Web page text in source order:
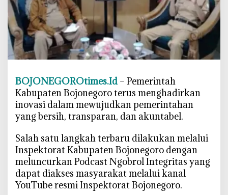
n
e
g
o
o
L
u
n
c
u
k
a
n
P
BOJONEGOROtimes.Id – Pemerintah
Kabupaten Bojonegoro terus menghadirkan
inovasi dalam mewujudkan pemerintahan
yang bersih, transparan, dan akuntabel.
‎Salah satu langkah terbaru dilakukan melalui
Inspektorat Kabupaten Bojonegoro dengan
meluncurkan Podcast Ngobrol Integritas yang
dapat diakses masyarakat melalui kanal
YouTube resmi Inspektorat Bojonegoro.